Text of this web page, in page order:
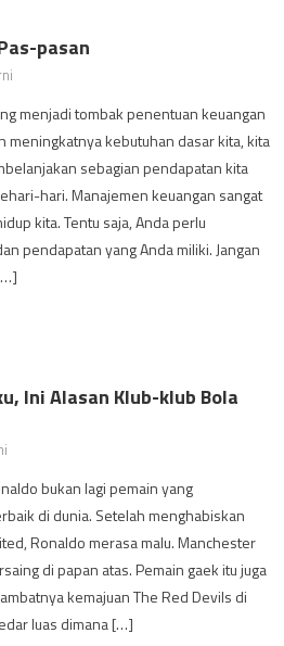
pasan
menjadi tombak penentuan keuangan
meningkatnya kebutuhan dasar kita, kita
sebagian pendapatan kita
hari. Manajemen keuangan sangat
kita. Tentu saja, Anda perlu
pendapatan yang Anda miliki. Jangan
Ini Alasan Klub-klub Bola
bukan lagi pemain yang
di dunia. Setelah menghabiskan
Ronaldo merasa malu. Manchester
di papan atas. Pemain gaek itu juga
kemajuan The Red Devils di
luas dimana […]